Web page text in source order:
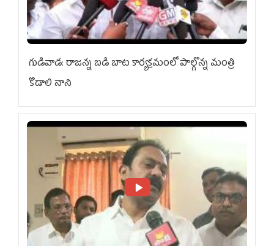
గుడివాడ: రాజన్న బడి బాట కార్యక్రమంలో పాల్గొన్న మంత్రి
కొడాలి నాని